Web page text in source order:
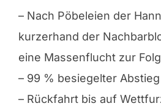
– Nach Pöbeleien der
kurzerhand der
eine Massenflucht zur
– 99 % besiegelter Abstieg
– Rückfahrt bis auf